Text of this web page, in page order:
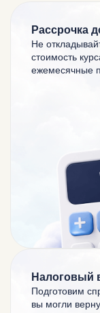
Рассрочка
Не
стоимость
ежемесячные
Налоговый
Подготовим
вы могли